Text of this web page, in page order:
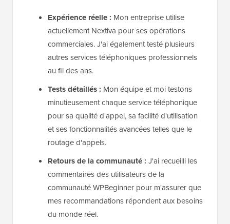
Expérience réelle : Mon entreprise utilise
actuellement Nextiva pour ses opérations
commerciales. J'ai également testé plusieurs
autres services téléphoniques professionnels
au fil des ans.
Tests détaillés : Mon équipe et moi testons
minutieusement chaque service téléphonique
pour sa qualité d'appel, sa facilité d'utilisation
et ses fonctionnalités avancées telles que le
routage d'appels.
Retours de la communauté : J'ai recueilli les
commentaires des utilisateurs de la
communauté WPBeginner pour m'assurer que
mes recommandations répondent aux besoins
du monde réel.